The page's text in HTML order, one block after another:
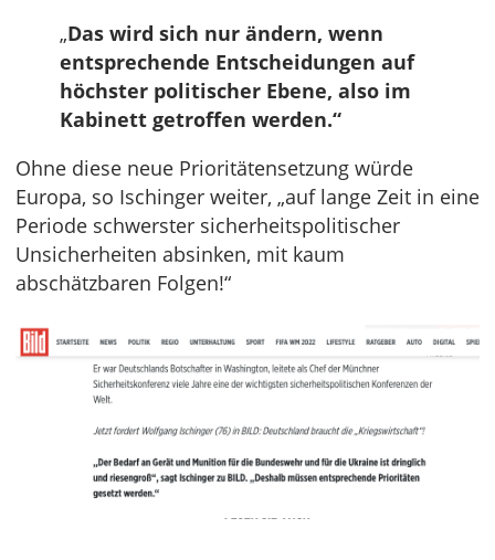
„Das wird sich nur ändern, wenn
entsprechende Entscheidungen auf
höchster politischer Ebene, also im
Kabinett getroffen werden.“
Ohne diese neue Prioritätensetzung würde
Europa, so Ischinger weiter, „auf lange Zeit in eine
Periode schwerster sicherheitspolitischer
Unsicherheiten absinken, mit kaum
abschätzbaren Folgen!“